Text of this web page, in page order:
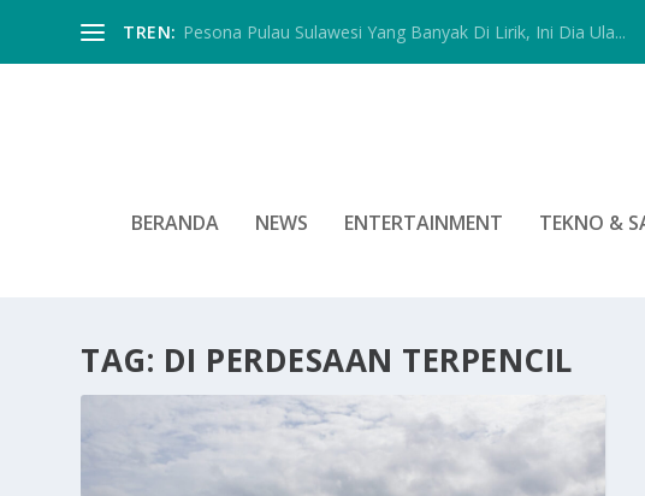
TREN: Pesona Pulau Sulawesi Yang Banyak Di Lirik, Ini Dia Ula...
BERANDA NEWS ENTERTAINMENT TEKNO &
TAG: DI PERDESAAN TERPENCIL